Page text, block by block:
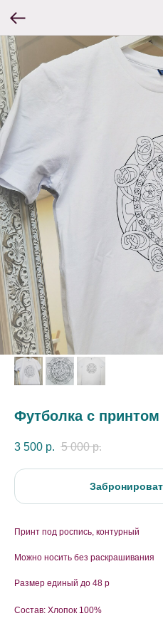
Футболка с принтом
3 500 р. 5 000 р.
Принт под роспись, контурный
Можно носить без раскрашивания
Размер единый до 48 р
Состав: Хлопок 100%